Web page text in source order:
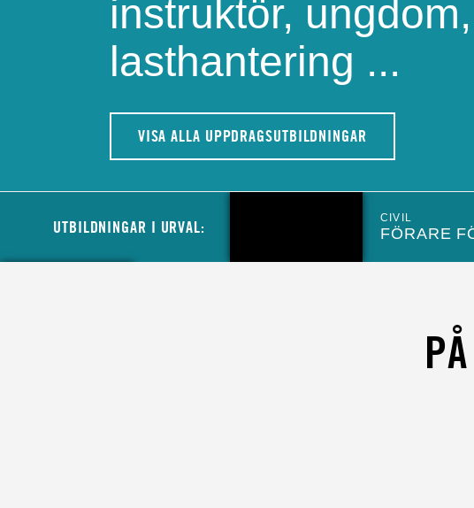
instruktör, ungdom,
lasthantering ...
VISA ALLA UPPDRAGSUTBILDNINGAR
UTBILDNINGAR I URVAL: CIVIL
FÖRARE